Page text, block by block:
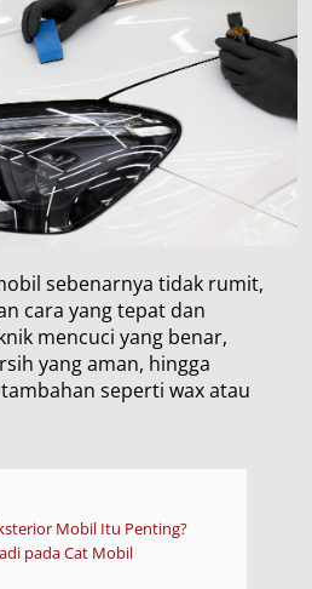
sebenarnya tidak rumit,
cara yang tepat dan
mencuci yang benar,
yang aman, hingga
seperti wax atau
Mobil Itu Penting?
pada Cat Mobil